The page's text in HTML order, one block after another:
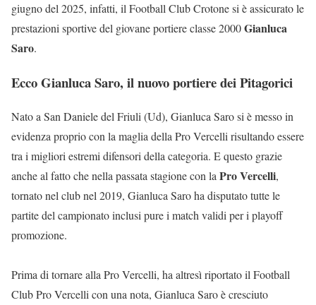
giugno del 2025, infatti, il Football Club Crotone si è assicurato le
prestazioni sportive del giovane portiere classe 2000Gianluca
Saro.
Ecco Gianluca Saro, il nuovo portiere dei Pitagorici
Nato a San Daniele del Friuli (Ud), Gianluca Saro si è messo in
evidenza proprio con la maglia della Pro Vercelli risultando essere
tra i migliori estremi difensori della categoria. E questo grazie
anche al fatto che nella passata stagione con laPro Vercelli,
tornato nel club nel 2019, Gianluca Saro ha disputato tutte le
partite del campionato inclusi pure i match validi per i playoff
promozione.
Prima di tornare alla Pro Vercelli, ha altresì riportato il Football
Club Pro Vercelli con una nota, Gianluca Saro è cresciuto